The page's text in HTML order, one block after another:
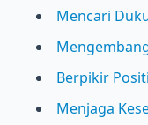
Mencari
Berpikir
Menjaga